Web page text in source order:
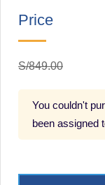
Price
S/849.00
You couldn't
been assigned